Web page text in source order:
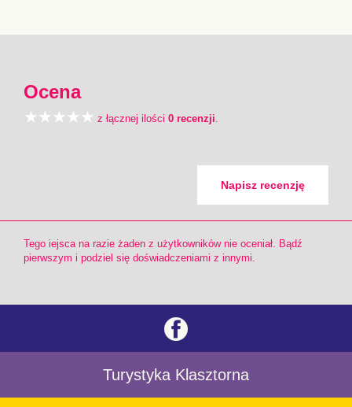
Ocena
z łącznej ilości 0 recenzji.
Napisz recenzję
Tego iejsca na razie żaden z użytkowników nie oceniał. Bądź
pierwszym i podziel się doświadczeniami z innymi.
Turystyka Klasztorna